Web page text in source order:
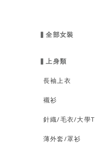
▍全部女裝
▍上身類
長袖上衣
襯衫
針織/毛衣/大學T
薄外套/罩衫